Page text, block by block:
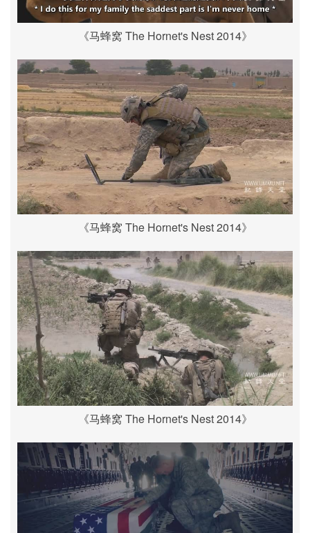
《马蜂窝 The Hornet's Nest 2014》
《马蜂窝 The Hornet's Nest 2014》
《马蜂窝 The Hornet's Nest 2014》